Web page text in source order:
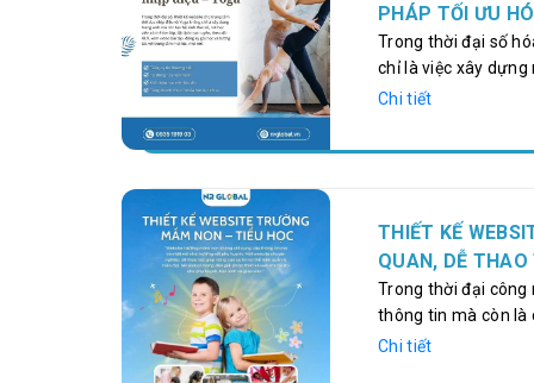
PHÁP TỐI ƯU
TRUNG TÂM
Trong thời đại số
chỉ là việc xây
trung tâm tạo ra hệ
học, và tương tác
Chi tiết
THIẾT KẾ
QUAN, DỄ
Trong thời đại công
thông tin mà còn là
huynh muốn tìm
Chi tiết